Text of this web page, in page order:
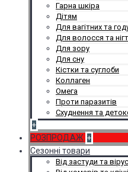
Гарна шкіра
Дітям
Для вагітних та
Для волосся та
Для зору
Для сну
Кістки та суглоби
Коллаген
Омега
Проти паразитів
Схуднення та
+
РОЗПРОДАЖ +
Сезонні товари
Від застуди та